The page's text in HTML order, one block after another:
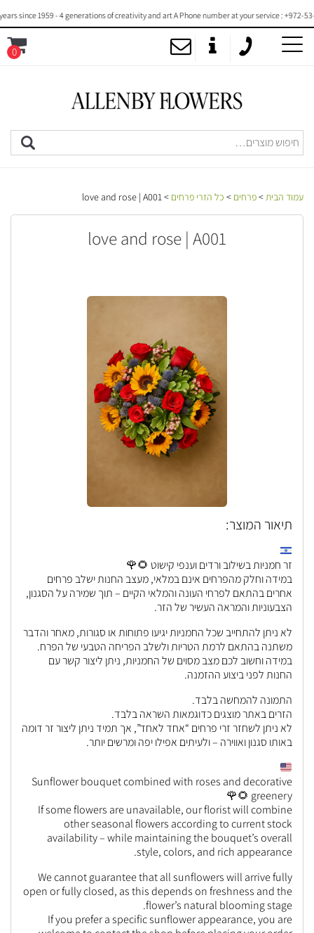
since 1959 - 4 generations of creativity and art A Phone number at your service : +972-53-
0
עמוד הבית>פרחים > כל הזרי פרחים > love and rose | A001
love and rose | A001
תיאור המוצר:
זר חמניות בשילוב ורדים וענפי קישוט 🌻🌹
במידה וחלק מהפרחים אינם במלאי, מעצב החנות ישלב פרחים
אחרים בהתאם לפרחי העונה והמלאי הקיים – תוך שמירה על הסגנון,
הצבעוניות והמראה העשיר של הזר.
לא ניתן להתחייב שכל החמניות יגיעו פתוחות או סגורות, מאחר והדבר
משתנה בהתאם לרמת הטריות ולשלב הפריחה הטבעי של הפרח.
במידה וחשוב לכם מצב מסוים של החמניות, ניתן ליצור קשר עם
החנות לפני ביצוע ההזמנה.
התמונה להמחשה בלבד.
הזרים באתר מוצגים כדוגמאות השראה בלבד.
לא ניתן לשחזר זרי פרחים “אחד לאחד”, אך תמיד ניתן ליצור זר דומה
באותו סגנון ואווירה – ולעיתים אפילו יפה ומרשים יותר.
Sunflower bouquet combined with roses and decorative
greenery 🌻🌹
If some flowers are unavailable, our florist will combine
other seasonal flowers according to current stock
availability – while maintaining the bouquet’s overall
style, colors, and rich appearance.
We cannot guarantee that all sunflowers will arrive fully
open or fully closed, as this depends on freshness and the
flower’s natural blooming stage.
If you prefer a specific sunflower appearance, you are